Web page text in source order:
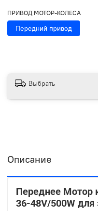
ПРИВОД МОТОР-КОЛЕСА
Передний привод
Выбрать
Описание
Переднее Мотор
36-48V/500W для